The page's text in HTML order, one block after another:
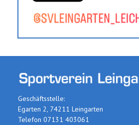
Geschäftsstelle:
Egarten 2, 74211 Leingarten
Telefon 07131 403061